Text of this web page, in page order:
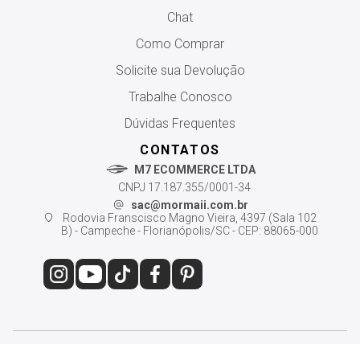
Chat
Como Comprar
Solicite sua Devolução
Trabalhe Conosco
Dúvidas Frequentes
CONTATOS
M7 ECOMMERCE LTDA
CNPJ 17.187.355/0001-34
sac@mormaii.com.br
Rodovia Franscisco Magno Vieira, 4397 (Sala 102
B) - Campeche - Florianópolis/SC - CEP: 88065-000